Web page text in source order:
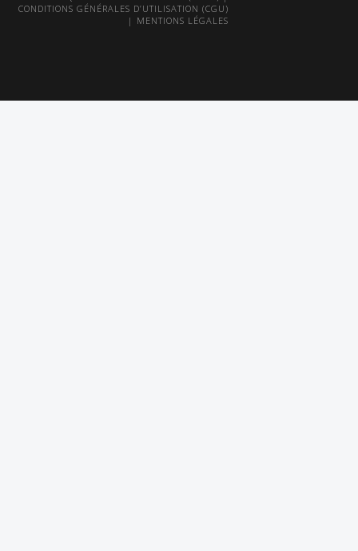
CONDITIONS GÉNÉRALES D’UTILISATION (CGU)
| MENTIONS LÉGALES